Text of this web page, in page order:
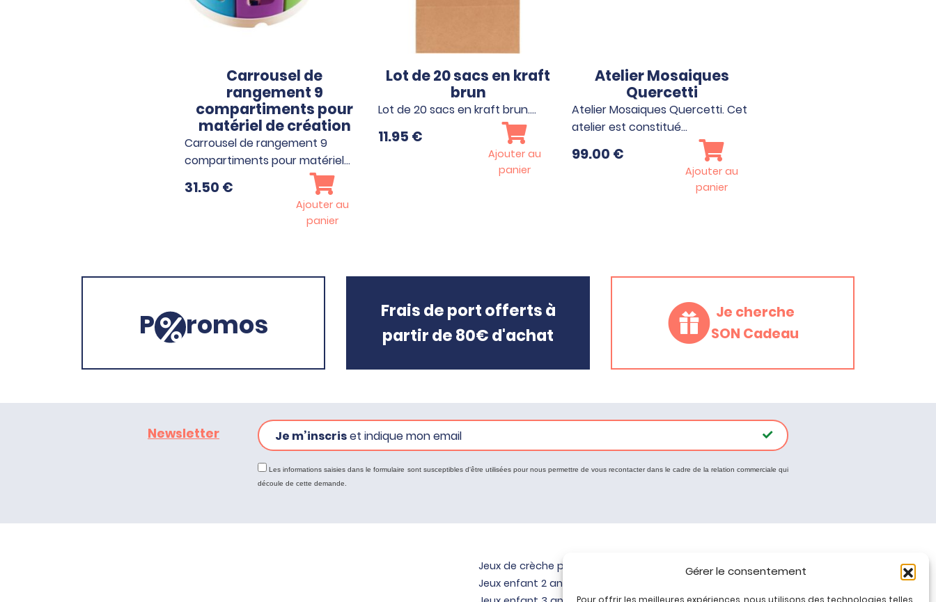
Gérer le consentement
Pour offrir les meilleures expériences, nous utilisons des technologies telles
Carrousel de
rangement 9
compartiments pour
matériel de création
Carrousel de rangement 9
compartiments pour matériel…
31.50 €
Ajouter au
panier
Lot de 20 sacs en kraft
brun
Lot de 20 sacs en kraft brun.…
11.95 €
Ajouter au
panier
Atelier Mosaiques
Quercetti
Atelier Mosaiques Quercetti. Cet
atelier est constitué…
99.00 €
Ajouter au
panier
P romos
Frais de port offerts à
partir de 80€ d'achat
Je cherche
SON Cadeau
Newsletter Je m’inscriset indique mon email
Les informations saisies dans le formulaire sont susceptibles d'être utilisées pour nous permettre de vous recontacter dans le cadre de la relation commerciale qui
découle de cette demande.
Jeux de crèche pour bébé
Jeux enfant 2 ans
Tous nos produits